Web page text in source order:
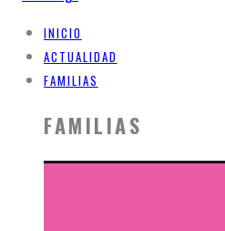
INICIO
ACTUALIDAD
FAMILIAS
FAMILIAS